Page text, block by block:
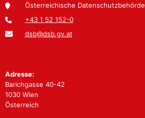
Österreichische Datenschutzbehörde
+43 1 52 152-0
dsb@dsb.gv.at
Adresse:
Barichgasse 40-42
1030 Wien
Österreich